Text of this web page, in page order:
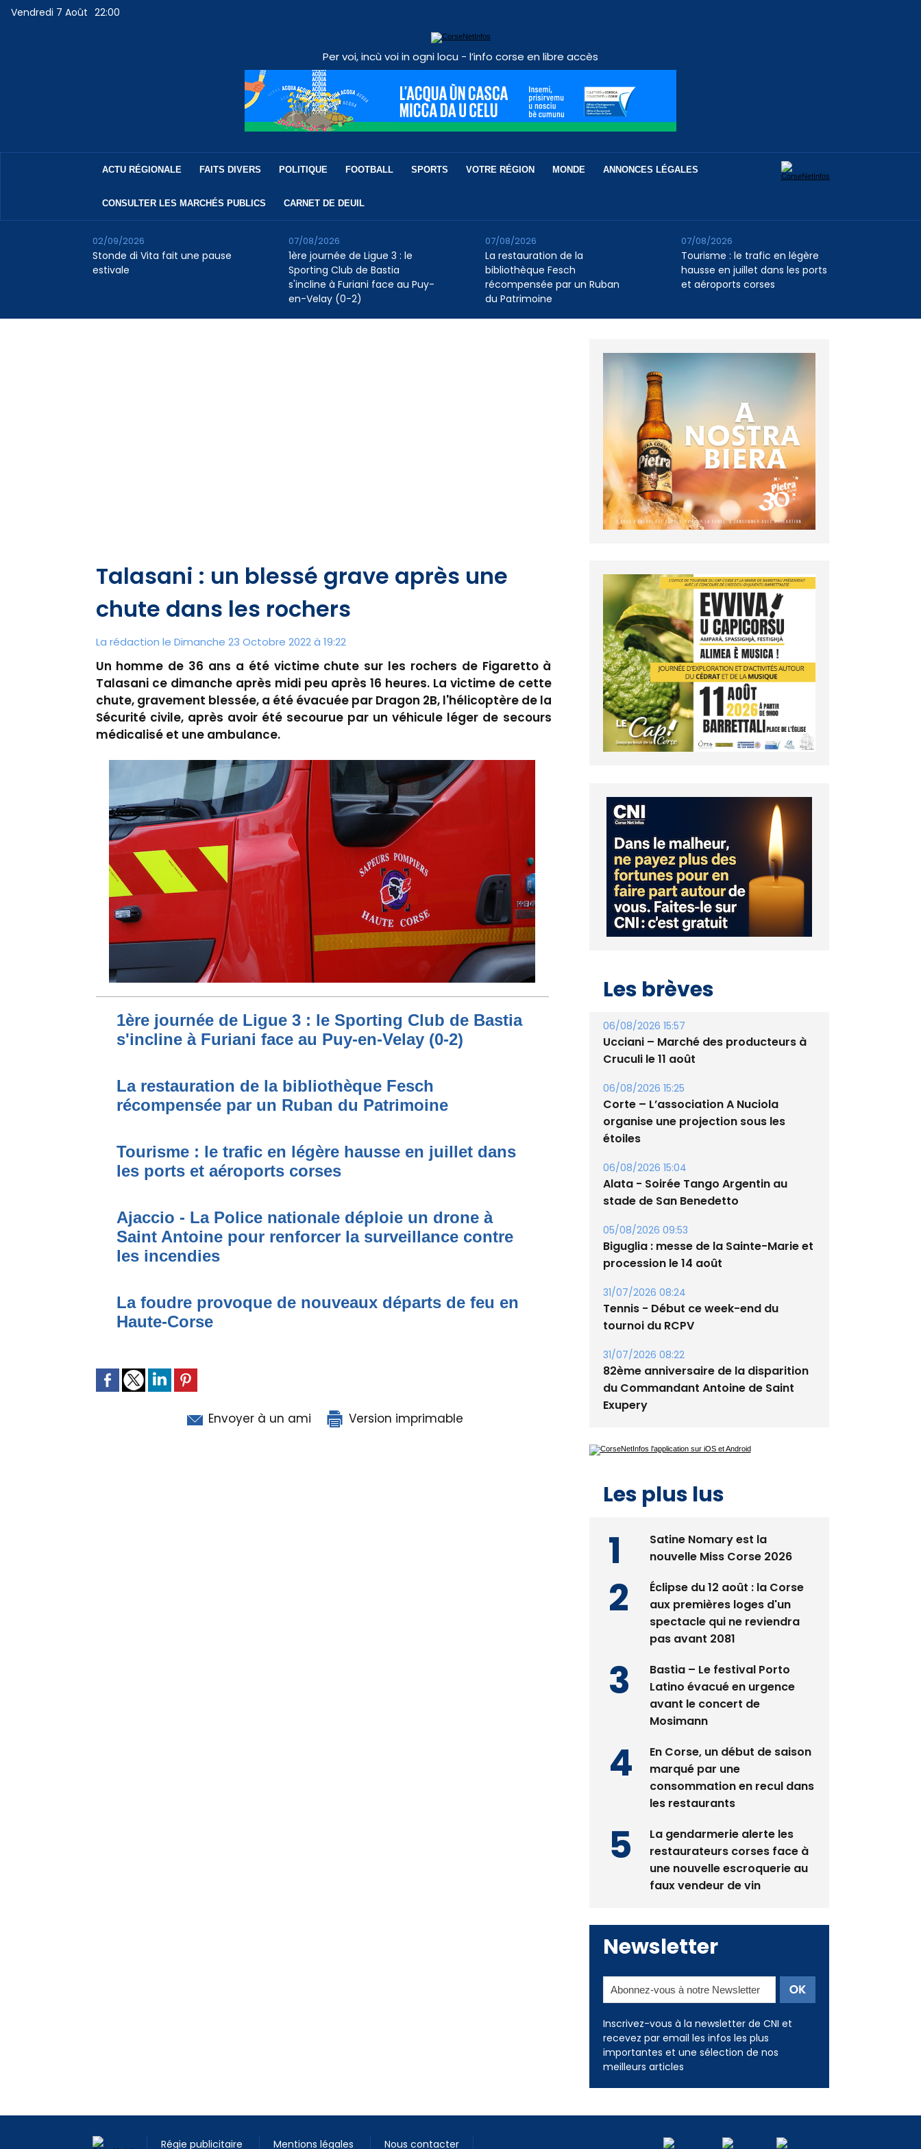
Vendredi 7 Août 22:00
Per voi, incù voi in ogni locu - l’info corse en libre accès
ACTU RÉGIONALE FAITS DIVERS POLITIQUE FOOTBALL SPORTS VOTRE RÉGION MONDE ANNONCES LÉGALES
CONSULTER LES MARCHÉS PUBLICS CARNET DE DEUIL
Stonde di Vita fait une pause
estivale
02/09/2026
1ère journée de Ligue 3 : le
Sporting Club de Bastia
s'incline à Furiani face au Puy-
en-Velay (0-2)
07/08/2026
La restauration de la
bibliothèque Fesch
récompensée par un Ruban
du Patrimoine
07/08/2026
Tourisme : le trafic en légère
hausse en juillet dans les ports
et aéroports corses
07/08/2026
Talasani : un blessé grave après une
chute dans les rochers
La rédaction le Dimanche 23 Octobre 2022 à 19:22
Un homme de 36 ans a été victime chute sur les rochers de Figaretto à
Talasani ce dimanche après midi peu après 16 heures. La victime de cette
chute, gravement blessée, a été évacuée par Dragon 2B, l'hélicoptère de la
Sécurité civile, après avoir été secourue par un véhicule léger de secours
médicalisé et une ambulance.
1ère journée de Ligue 3 : le Sporting Club de Bastia
s'incline à Furiani face au Puy-en-Velay (0-2)
La restauration de la bibliothèque Fesch
récompensée par un Ruban du Patrimoine
Tourisme : le trafic en légère hausse en juillet dans
les ports et aéroports corses
Ajaccio - La Police nationale déploie un drone à
Saint Antoine pour renforcer la surveillance contre
les incendies
La foudre provoque de nouveaux départs de feu en
Haute-Corse
Envoyer à un ami Version imprimable
Les brèves
06/08/2026 15:57
Cruculi le 11 août
06/08/2026 15:25
Corte – L’association A Nuciola
étoiles
06/08/2026 15:04
stade de San Benedetto
05/08/2026 09:53
procession le 14 août
31/07/2026 08:24
tournoi du RCPV
31/07/2026 08:22
82ème anniversaire de la disparition
nouvelle Miss Corse 2026
Éclipse du 12 août : la Corse
aux premières loges d'un
pas avant 2081
Bastia – Le festival Porto
Latino évacué en urgence
Mosimann
En Corse, un début de saison
marqué par une
les restaurants
La gendarmerie alerte les
restaurateurs corses face à
Newsletter
Inscrivez-vous à la newsletter de CNI et
recevez par email les infos les plus